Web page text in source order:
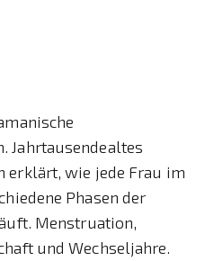
Jahrtausendealtes
erklärt, wie jede Frau im
Phasen der
Menstruation,
und Wechseljahre.